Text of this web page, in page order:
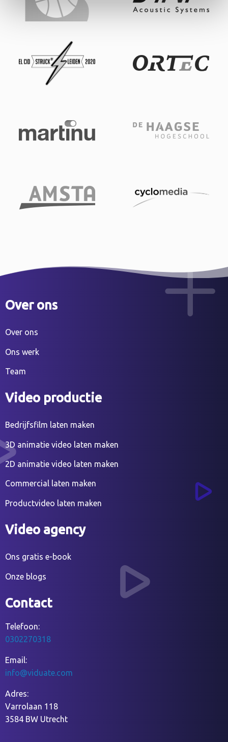
Over ons
Over ons
Ons werk
Team
Video productie
Bedrijfsfilm laten maken
3D animatie video laten maken
2D animatie video laten maken
Commercial laten maken
Productvideo laten maken
Video agency
Ons gratis e-book
Onze blogs
Contact
Telefoon:
0302270318
Email:
info@viduate.com
Adres:
Varrolaan 118
3584 BW Utrecht